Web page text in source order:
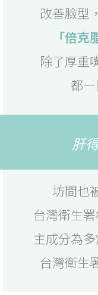
改善臉型
「倍
除了厚重
都
肝
坊間也
台灣衛生
主成分為
台灣衛生